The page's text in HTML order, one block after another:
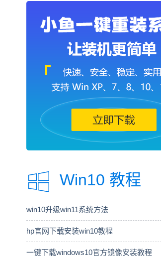
Win10 教程
win10升级win11系统方法
hp官网下载安装win10教程
一键下载windows10官方镜像安装教程